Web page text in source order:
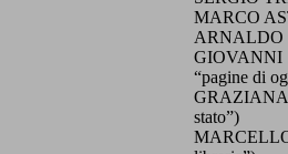
MARCO
ARNALDO
“pagine di
GRAZIANA
stato”)